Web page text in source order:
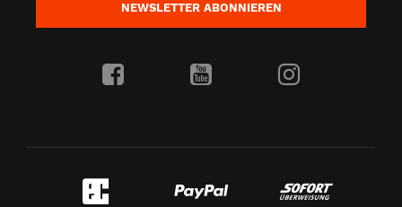
NEWSLETTER ABONNIEREN